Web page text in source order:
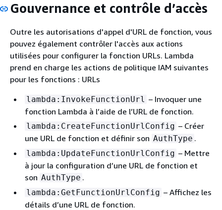
Gouvernance et contrôle d’accès
Outre les autorisations d'appel d'URL de fonction, vous
pouvez également contrôler l'accès aux actions
utilisées pour configurer la fonction URLs. Lambda
prend en charge les actions de politique IAM suivantes
pour les fonctions : URLs
lambda:InvokeFunctionUrl – Invoquer une
fonction Lambda à l’aide de l’URL de fonction.
lambda:CreateFunctionUrlConfig – Créer
une URL de fonction et définir son AuthType .
lambda:UpdateFunctionUrlConfig – Mettre
à jour la configuration d’une URL de fonction et
son AuthType .
lambda:GetFunctionUrlConfig – Affichez les
détails d’une URL de fonction.